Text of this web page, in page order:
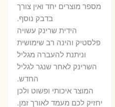
מספר מוצרים יחד ואין צורך
בדבק נוסף.
הידית שרינק עשויה
פלסטיק והינה רב שימושית
וניתנת להעברה מגליל
השרינק לאחר שנגר לגליל
החדש.
המוצר איכותי ופשוט ולכן
יחזיק לכם מעמד לאורך זמן.